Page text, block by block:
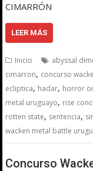
CIMARRÓN
LEER MÁS
Inicio abyssal
cimarron, concurso
ecliptica, hadar, horror
metal uruguayo, rise
rotten state, sentencia,
wacken metal battle
Concurso